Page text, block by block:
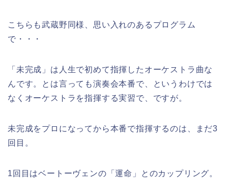
こちらも武蔵野同様、思い入れのあるプログラム
で・・・
「未完成」は人生で初めて指揮したオーケストラ曲な
んです。とは言っても演奏会本番で、というわけでは
なくオーケストラを指揮する実習で、ですが。
未完成をプロになってから本番で指揮するのは、まだ3
回目。
1回目はベートーヴェンの「運命」とのカップリング。